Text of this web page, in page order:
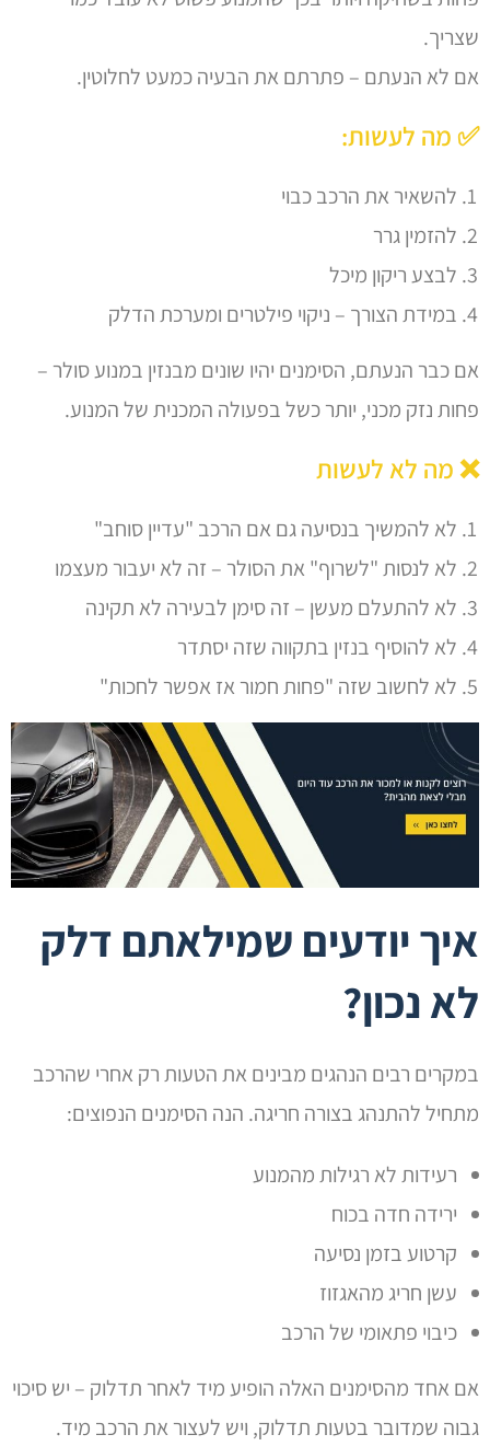
שצריך.
אם לא הנעתם – פתרתם את הבעיה כמעט לחלוטין.
✅ מה לעשות:
להשאיר את הרכב כבוי
להזמין גרר
לבצע ריקון מיכל
במידת הצורך – ניקוי פילטרים ומערכת הדלק
אם כבר הנעתם, הסימנים יהיו שונים מבנזין במנוע סולר –
פחות נזק מכני, יותר כשל בפעולה המכנית של המנוע.
❌ מה לא לעשות
לא להמשיך בנסיעה גם אם הרכב "עדיין סוחב"
לא לנסות "לשרוף" את הסולר – זה לא יעבור מעצמו
לא להתעלם מעשן – זה סימן לבעירה לא תקינה
לא להוסיף בנזין בתקווה שזה יסתדר
לא לחשוב שזה "פחות חמור אז אפשר לחכות"
איך יודעים שמילאתם דלק
לא נכון?
במקרים רבים הנהגים מבינים את הטעות רק אחרי שהרכב
מתחיל להתנהג בצורה חריגה. הנה הסימנים הנפוצים:
רעידות לא רגילות מהמנוע
ירידה חדה בכוח
קרטוע בזמן נסיעה
עשן חריג מהאגזוז
כיבוי פתאומי של הרכב
אם אחד מהסימנים האלה הופיע מיד לאחר תדלוק – יש סיכוי
גבוה שמדובר בטעות תדלוק, ויש לעצור את הרכב מיד.